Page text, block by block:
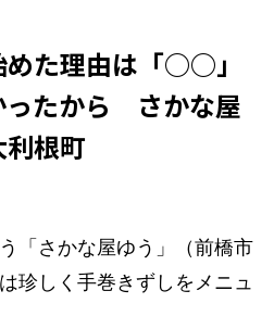
めた理由は「○○」
ったから さかな屋
根町
「さかな屋ゆう」（前橋市
珍しく手巻きずしをメニュ